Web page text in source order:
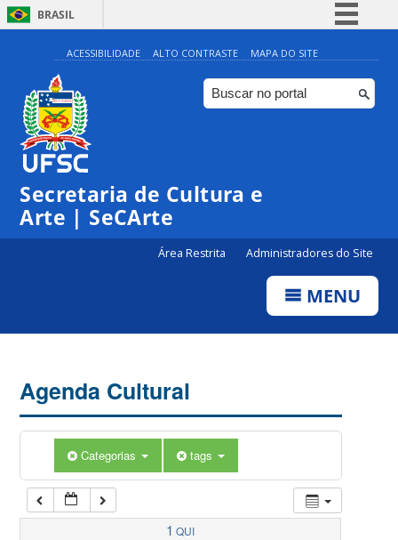
BRASIL
Simplifique!
Comunica BR
Participe
ACESSIBILIDADE ALTO CONTRASTE MAPA DO SITE
Secretaria de Cultura e
Arte | SeCArte
Área Restrita Administradores do Site
MENU
Agenda Cultural
Categorias tags
1 QUI
0:00
1:00
5:00
7:00